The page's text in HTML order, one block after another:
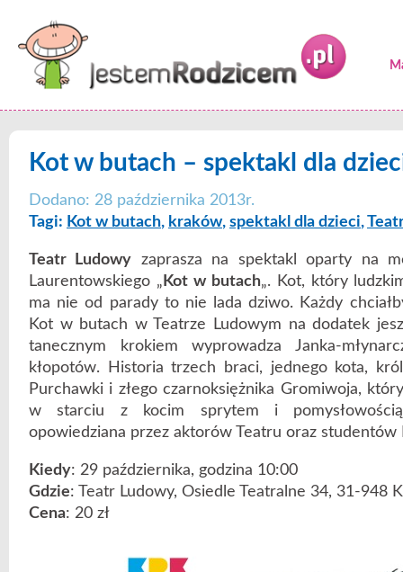
Kot w butach – spektakl dla
Dodano: 28 października 2013r.
Tagi: Kot w butach, kraków, spektakl dla dzieci,
Teatr Ludowy zaprasza na spektakl oparty na
Laurentowskiego „ Kot w butach„. Kot, który
ma nie od parady to nie lada dziwo. Każdy
Kot w butach w Teatrze Ludowym na dodatek
tanecznym krokiem wyprowadza Janka-
kłopotów. Historia trzech braci, jednego kota,
Purchawki i złego czarnoksiężnika Gromiwoja,
w starciu z kocim sprytem i
opowiedziana przez aktorów Teatru oraz studentów
Kiedy: 29 października, godzina 10:00
Gdzie: Teatr Ludowy, Osiedle Teatralne 34, 31-948
Cena: 20 zł